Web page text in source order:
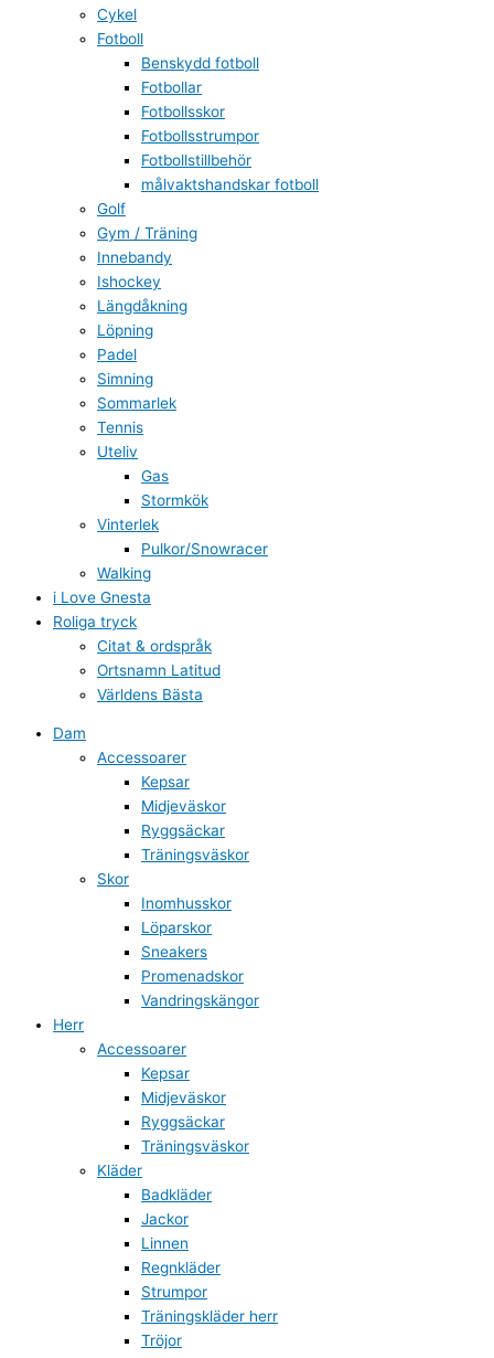
Cykel
Fotboll
Benskydd fotboll
Fotbollar
Fotbollsskor
Fotbollsstrumpor
Fotbollstillbehör
målvaktshandskar fotboll
Golf
Gym / Träning
Innebandy
Ishockey
Längdåkning
Löpning
Padel
Simning
Sommarlek
Tennis
Uteliv
Gas
Stormkök
Vinterlek
Pulkor/Snowracer
Walking
i Love Gnesta
Roliga tryck
Citat & ordspråk
Ortsnamn Latitud
Världens Bästa
Dam
Accessoarer
Kepsar
Midjeväskor
Ryggsäckar
Träningsväskor
Skor
Inomhusskor
Löparskor
Sneakers
Promenadskor
Vandringskängor
Herr
Accessoarer
Kepsar
Midjeväskor
Ryggsäckar
Träningsväskor
Kläder
Badkläder
Jackor
Linnen
Regnkläder
Strumpor
Träningskläder herr
Tröjor